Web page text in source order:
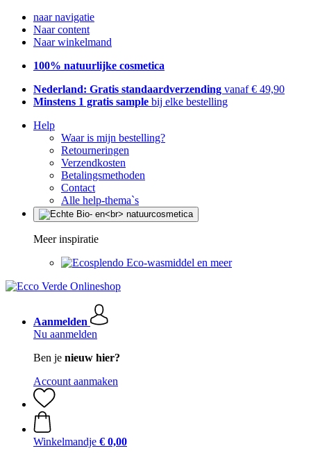
naar navigatie
Naar content
Naar winkelmand
100% natuurlijke cosmetica
Nederland: Gratis standaardverzending vanaf € 49,90
Minstens 1 gratis sample bij elke bestelling
Help
Waar is mijn bestelling?
Retourneringen
Verzendkosten
Betalingsmethoden
Contact
Alle help-thema`s
Meer inspiratie
Eco-wasmiddel en meer
Aanmelden
Nu aanmelden
Ben je nieuw hier?
Account aanmaken
Winkelmandje € 0,00